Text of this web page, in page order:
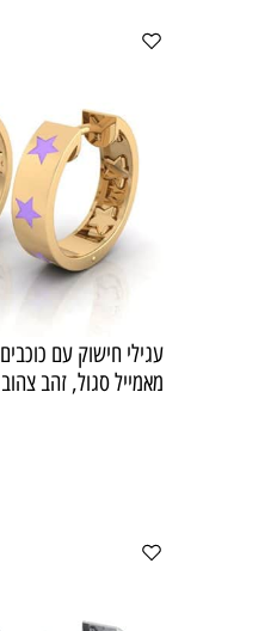
עגילי חישוק עם כוכבים
מאמייל סגול, זהב צהוב